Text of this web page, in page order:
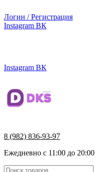
Логин / Регистрация
Instagram ВК
Instagram ВК
8 (982) 836-93-97
Ежедневно с 11:00 до 20:00